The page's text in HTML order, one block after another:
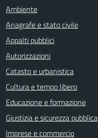
Ambiente
Anagrafe e stato civile
Appalti pubblici
Autorizzazioni
Catasto e urbanistica
Cultura e tempo libero
Educazione e formazione
Giustizia e sicurezza pubblica
Imprese e commercio